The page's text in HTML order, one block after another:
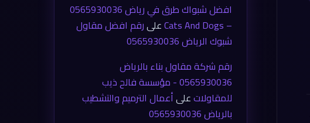
افضل شبواك طرق في رياض 0565930036
– Cats And Dogs
علىرقم افضل مقاول
شبوك الرياض 0565930036
رقم شركة مقاول بناء بالرياض
0565930036 - مؤسسة فالح ذيب
للمقاولاتعلىأعمال الترميم والتشطيب
بالرياض 0565930036